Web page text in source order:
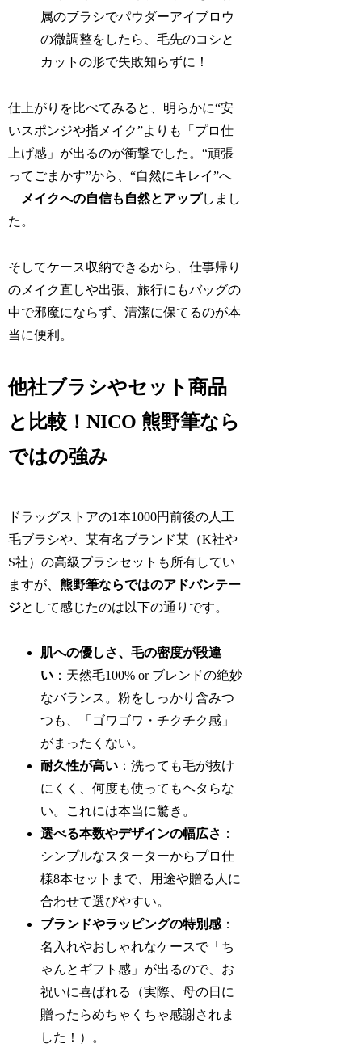
属のブラシでパウダーアイブロウ
の微調整をしたら、毛先のコシと
カットの形で失敗知らずに！
仕上がりを比べてみると、明らかに“安
いスポンジや指メイク”よりも「プロ仕
上げ感」が出るのが衝撃でした。“頑張
ってごまかす”から、“自然にキレイ”へ
—メイクへの自信も自然とアップしまし
た。
そしてケース収納できるから、仕事帰り
のメイク直しや出張、旅行にもバッグの
中で邪魔にならず、清潔に保てるのが本
当に便利。
他社ブラシやセット商品
と比較！NICO 熊野筆なら
ではの強み
ドラッグストアの1本1000円前後の人工
毛ブラシや、某有名ブランド某（K社や
S社）の高級ブラシセットも所有してい
ますが、熊野筆ならではのアドバンテー
ジとして感じたのは以下の通りです。
肌への優しさ、毛の密度が段違
い ：天然毛100% or ブレンドの絶妙
なバランス。粉をしっかり含みつ
つも、「ゴワゴワ・チクチク感」
がまったくない。
耐久性が高い ：洗っても毛が抜け
にくく、何度も使ってもヘタらな
い。これには本当に驚き。
選べる本数やデザインの幅広さ ：
シンプルなスターターからプロ仕
様8本セットまで、用途や贈る人に
合わせて選びやすい。
ブランドやラッピングの特別感 ：
名入れやおしゃれなケースで「ち
ゃんとギフト感」が出るので、お
祝いに喜ばれる（実際、母の日に
贈ったらめちゃくちゃ感謝されま
した！）。